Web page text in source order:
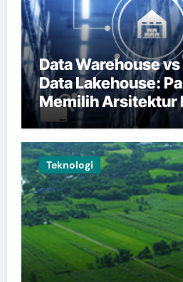
Data Warehouse vs
Data Lakehouse:
Memilih Arsitektur
Tepat
Teknologi